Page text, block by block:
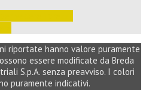
riportate hanno valore puramente
essere modificate da Breda
S.p.A. senza preavviso. I colori
puramente indicativi.